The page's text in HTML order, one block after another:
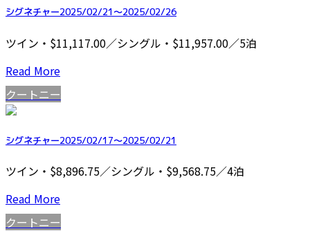
シグネチャー2025/02/21～2025/02/26
ツイン・$11,117.00／シングル・$11,957.00／5泊
Read More
クートニー
シグネチャー2025/02/17～2025/02/21
ツイン・$8,896.75／シングル・$9,568.75／4泊
Read More
クートニー